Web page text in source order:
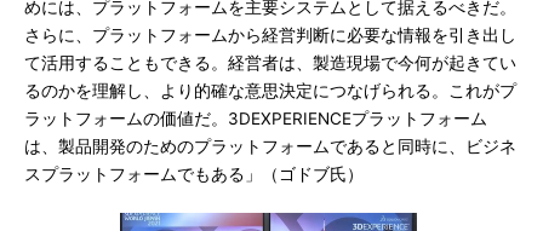
めには、プラットフォームを主要システムとして据えるべきだ。
さらに、プラットフォームから経営判断に必要な情報を引き出し
て活用することもできる。経営者は、製造現場で今何が起きてい
るのかを理解し、より的確な意思決定につなげられる。これがプ
ラットフォームの価値だ。3DEXPERIENCEプラットフォーム
は、製品開発のためのプラットフォームであると同時に、ビジネ
スプラットフォームでもある」（ゴドブ氏）